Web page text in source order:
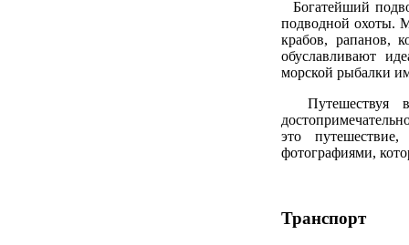
Богатейший
подводной охоты.
крабов, рапанов,
обуславливают
морской рыбалки
Путешествуя в
это
фотографиями,
Транспорт